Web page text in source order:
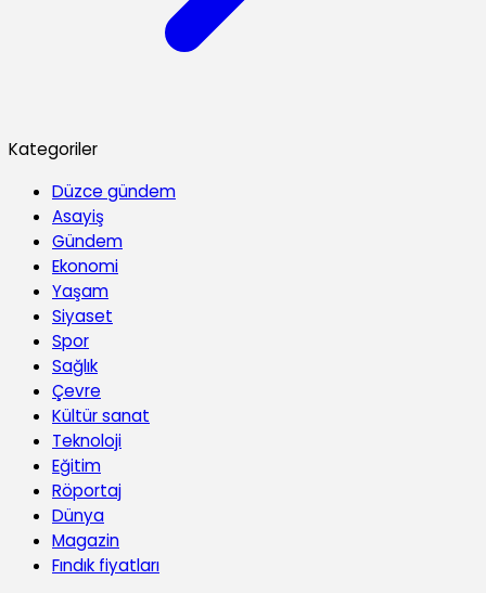
Kategoriler
Düzce gündem
Asayiş
Gündem
Ekonomi
Yaşam
Siyaset
Spor
Sağlık
Çevre
Kültür sanat
Teknoloji
Eğitim
Röportaj
Dünya
Magazin
Fındık fiyatları